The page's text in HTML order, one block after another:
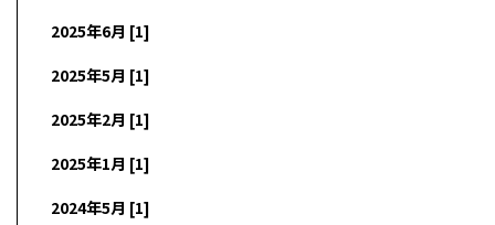
2025年6月 [1]
2025年5月 [1]
2025年2月 [1]
2025年1月 [1]
2024年5月 [1]